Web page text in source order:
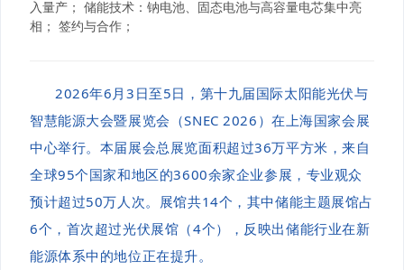
入量产； 储能技术：钠电池、固态电池与高容量电芯集中亮
相； 签约与合作；
2026年6月3日至5日，第十九届国际太阳能光伏与
智慧能源大会暨展览会（SNEC 2026）在上海国家会展
中心举行。本届展会总展览面积超过36万平方米，来自
全球95个国家和地区的3600余家企业参展，专业观众
预计超过50万人次。展馆共14个，其中储能主题展馆占
6个，首次超过光伏展馆（4个），反映出储能行业在新
能源体系中的地位正在提升。